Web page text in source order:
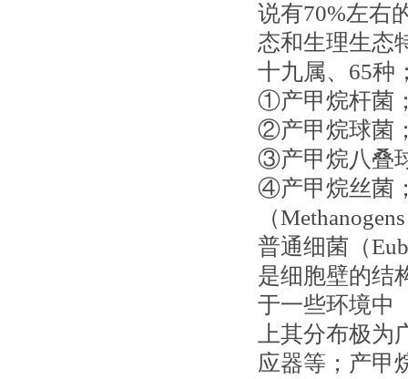
说有70%左右
态和生理生态
十九属、65种
①产甲烷杆菌
②产甲烷球菌
③产甲烷八叠
④产甲烷丝菌
（
普通细菌（
是细胞壁的结
于一些环境中
上其分布极
应器等；产甲